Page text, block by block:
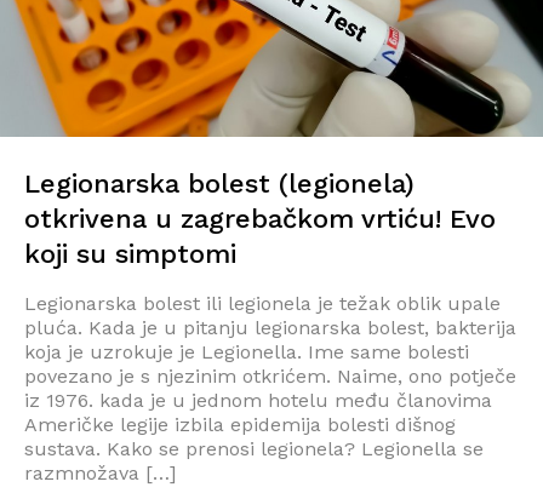
Legionarska bolest (legionela)
otkrivena u zagrebačkom vrtiću! Evo
koji su simptomi
Legionarska bolest ili legionela je težak oblik upale
pluća. Kada je u pitanju legionarska bolest, bakterija
koja je uzrokuje je Legionella. Ime same bolesti
povezano je s njezinim otkrićem. Naime, ono potječe
iz 1976. kada je u jednom hotelu među članovima
Američke legije izbila epidemija bolesti dišnog
sustava. Kako se prenosi legionela? Legionella se
razmnožava […]